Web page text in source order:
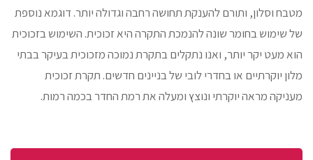
מטבח וסלון, ותורם להענקת תחושה רחבה וגדולה יותר. דוגמא נוספת
של שימוש בחומר שונה להנמכת התקרה היא זכוכית. השימוש בזכוכית
הוא מעט יקר יותר, ואנו נתקלים בתקרת נמוכה מזכוכית בעיקר בבתי
מלון יוקרתיים או בחדרי לובי של בניינים חדשים. תקרת זכוכית
מעניקה מראה יוקרתי ונוצץ ומעלה את רמת החדר בכמה רמות.